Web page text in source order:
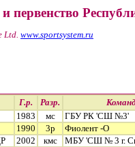
первенство
Ltd. www.sportsystem.ru
Г.р. Разр.
1983 мс
ГБУ РК 'СШ №3'
1990 3р
Фиолент -О
2002 кмс
МБУ 'СШ № 3 г.